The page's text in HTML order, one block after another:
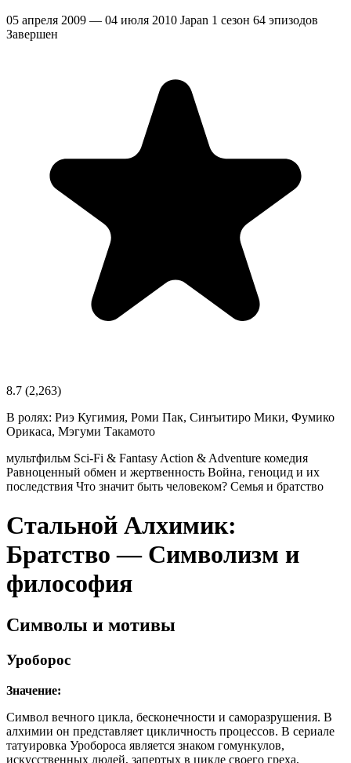
05 апреля 2009 — 04 июля 2010 Japan 1 сезон 64 эпизодов
Завершен
8.7 (2,263)
В ролях: Риэ Кугимия, Роми Пак, Синъитиро Мики, Фумико
Орикаса, Мэгуми Такамото
мультфильм Sci-Fi & Fantasy Action & Adventure комедия
Равноценный обмен и жертвенность Война, геноцид и их
последствия Что значит быть человеком? Семья и братство
Стальной Алхимик:
Братство — Символизм и
философия
Символы и мотивы
Уроборос
Значение:
Символ вечного цикла, бесконечности и саморазрушения. В
алхимии он представляет цикличность процессов. В сериале
татуировка Уробороса является знаком гомункулов,
искусственных людей, запертых в цикле своего греха,